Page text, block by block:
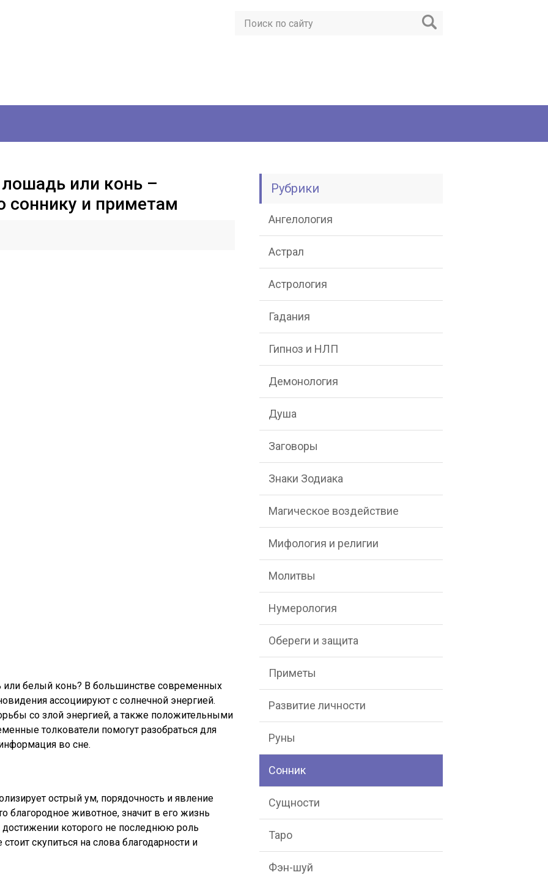
или конь –
соннику и приметам
белый конь? В большинстве современных
ассоциируют с солнечной энергией.
со злой энергией, а также положительными
толкователи помогут разобраться для
во сне.
острый ум, порядочность и явление
благородное животное, значит в его жизнь
которого не последнюю роль
скупиться на слова благодарности и
Рубрики
Ангелология
Астрал
Астрология
Гадания
Гипноз и НЛП
Демонология
Душа
Заговоры
Знаки Зодиака
Магическое воздействие
Мифология и религии
Молитвы
Нумерология
Обереги и защита
Приметы
Развитие личности
Руны
Сонник
Сущности
Таро
Фэн-шуй